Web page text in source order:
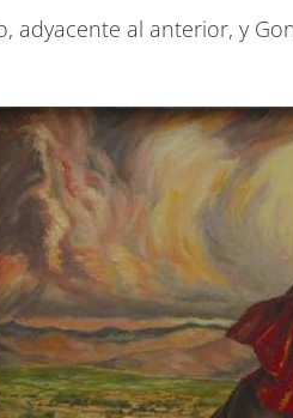
adyacente al anterior, y